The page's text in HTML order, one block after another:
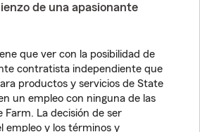
de una apasionante
que ver con la posibilidad de
contratista independiente que
productos y servicios de State
un empleo con ninguna de las
Farm. La decisión de ser
empleo y los términos y